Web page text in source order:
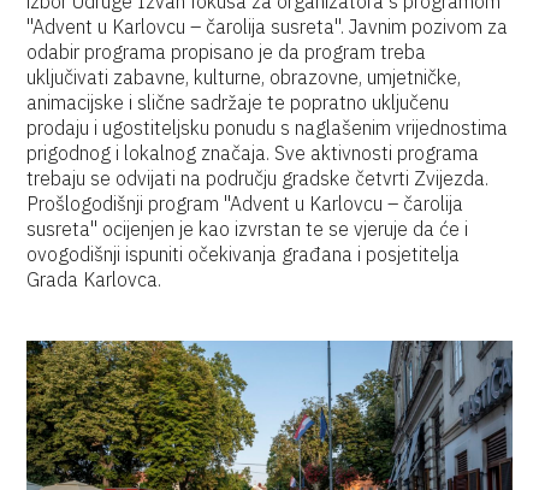
"Advent u Karlovcu – čarolija susreta". Javnim pozivom za
odabir programa propisano je da program treba
uključivati zabavne, kulturne, obrazovne, umjetničke,
animacijske i slične sadržaje te popratno uključenu
prodaju i ugostiteljsku ponudu s naglašenim vrijednostima
prigodnog i lokalnog značaja. Sve aktivnosti programa
trebaju se odvijati na području gradske četvrti Zvijezda.
Prošlogodišnji program "Advent u Karlovcu – čarolija
susreta" ocijenjen je kao izvrstan te se vjeruje da će i
ovogodišnji ispuniti očekivanja građana i posjetitelja
Grada Karlovca.